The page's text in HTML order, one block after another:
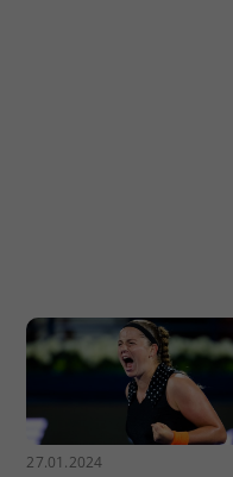
27.01.2024